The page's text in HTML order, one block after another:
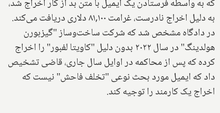
که به واسطه فرستادن یک ایمیل با متن بد از کار اخراج شد،
به دلیل اخراج نادرست، غرامت ۸۱,۱۰۰ دلاری دریافت می‌کند.
در دادگاه مشخص شد که شرکت ساخت‌وساز "گیزبورن
هولدینگ" در سال ۲۰۲۲ بدون دلیل "کاویتا لفبور" را اخراج
کرده که پس از محاکمه در اوایل سال جاری، قاضی تشخیص
داد که ایمیل مورد بحث نوعی "تخلف فاحش" نیست که
اخراج یک کارمند را توجیه کند.